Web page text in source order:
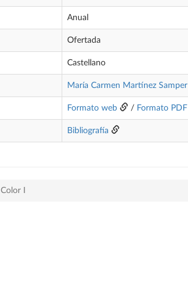
Anual
Ofertada
Castellano
María Carmen Martínez Samper
Formato web / Formato PDF
Bibliografía
Color I